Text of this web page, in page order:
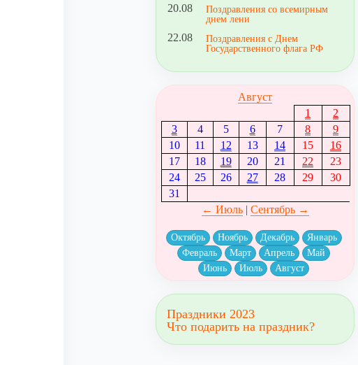
20.08
Поздравления со всемирным
днем лени
22.08
Поздравления с Днем
Государственного флага РФ
Август
1
2
3
4 5 6 7 8
9
10
11 12 13 14 15
16
17
18 19 20 21 22
23
24
25 26 27 28 29
30
31
← Июль| Сентябрь →
Октябрь Ноябрь Декабрь
Январь
Февраль
Март Апрель
Май
Июнь
Июль Август
Праздники 2023
Что подарить на праздник?